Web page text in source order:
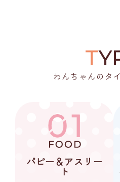
T
わんちゃんのタ
パピー＆アスリー
ト